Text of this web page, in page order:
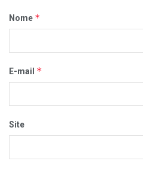
Nome *
E-mail *
Site